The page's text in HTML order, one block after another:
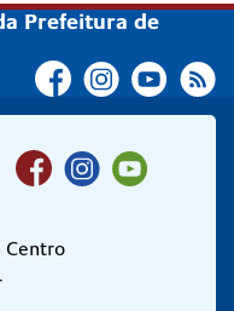
Prefeitura de
Centro